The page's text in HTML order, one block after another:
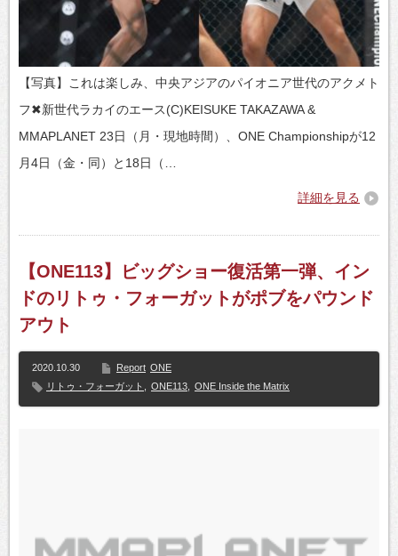
【写真】これは楽しみ、中央アジアのパイオニア世代のアクメト
フ✖新世代ラカイのエース(C)KEISUKE TAKAZAWA &
MMAPLANET 23日（月・現地時間）、ONE Championshipが12
月4日（金・同）と18日（…
詳細を見る
【ONE113】ビッグショー復活第一弾、イン
ドのリトゥ・フォーガットがポブをパウンド
アウト
2020.10.30 Report ONE
リトゥ・フォーガット
ONE113 ONE Inside the Matrix